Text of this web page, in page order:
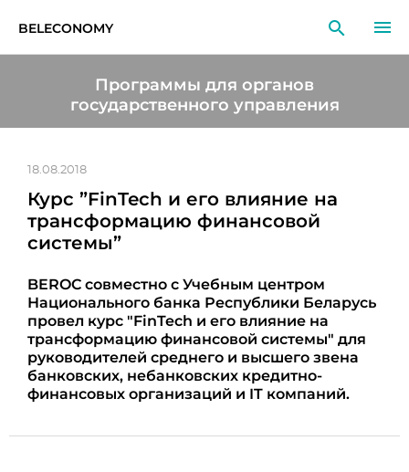
BELECONOMY
LT
ИССЛЕДОВАНИЯ
ОБРАЗОВАНИЕ
Программы для органов
государственного управления
18.08.2018
Курс ”FinTech и его влияние на
трансформацию финансовой
системы”
BEROC совместно с Учебным центром
Национального банка Республики Беларусь
провел курс "FinTech и его влияние на
трансформацию финансовой системы" для
руководителей среднего и высшего звена
банковских, небанковских кредитно-
финансовых организаций и IT компаний.